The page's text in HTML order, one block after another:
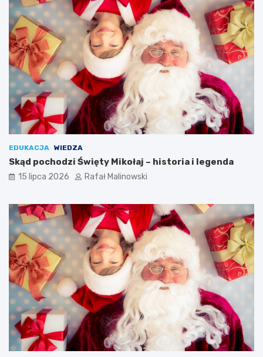
EDUKACJA WIEDZA
Skąd pochodzi Święty Mikołaj – historia i legenda
15 lipca 2026 Rafał Malinowski